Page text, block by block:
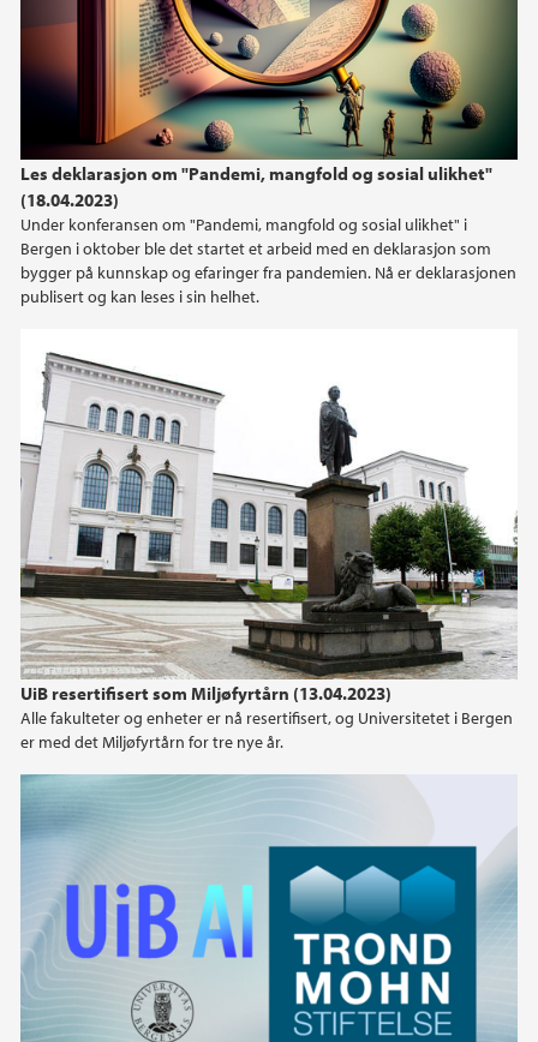
Les deklarasjon om "Pandemi, mangfold og sosial ulikhet"
(18.04.2023)
Under konferansen om "Pandemi, mangfold og sosial ulikhet" i
Bergen i oktober ble det startet et arbeid med en deklarasjon som
bygger på kunnskap og efaringer fra pandemien. Nå er deklarasjonen
publisert og kan leses i sin helhet.
UiB resertifisert som Miljøfyrtårn (13.04.2023)
Alle fakulteter og enheter er nå resertifisert, og Universitetet i Bergen
er med det Miljøfyrtårn for tre nye år.